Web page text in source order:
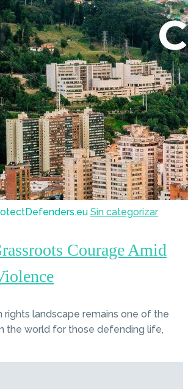
Sin categorizar
Courage Amid
rights landscape remains one of the
the world for those defending life,